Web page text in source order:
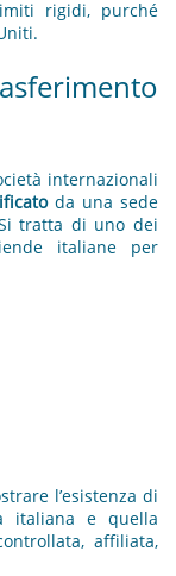
rigidi, purché
internazionali
da una sede
tratta di uno dei
italiane per
l’esistenza di
italiana e quella
affiliata,